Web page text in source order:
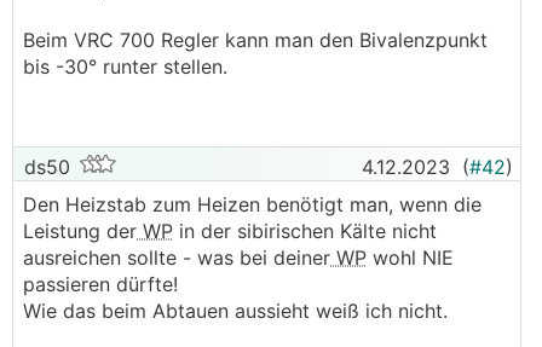
Beim VRC 700 Regler kann man den Bivalenzpunkt
bis -30° runter stellen.
ds50 4.12.2023 (#42)
Den Heizstab zum Heizen benötigt man, wenn die
Leistung der WP in der sibirischen Kälte nicht
ausreichen sollte - was bei deiner WP wohl NIE
passieren dürfte!
Wie das beim Abtauen aussieht weiß ich nicht.